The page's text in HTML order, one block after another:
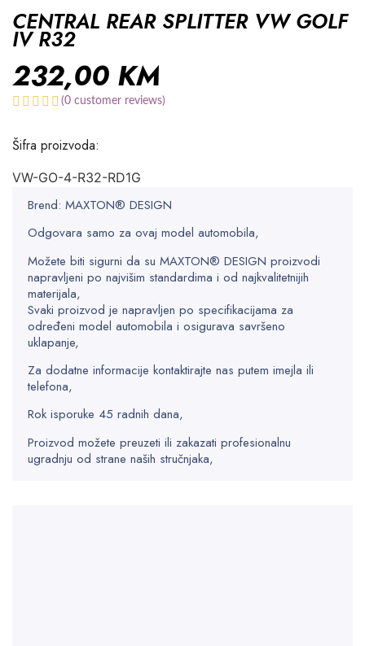
CENTRAL REAR SPLITTER VW GOLF
IV R32
232,00 KM
(0 customer reviews)
Šifra proizvoda:
VW-GO-4-R32-RD1G
Brend: MAXTON® DESIGN
Odgovara samo za ovaj model automobila,
Možete biti sigurni da su MAXTON® DESIGN proizvodi
napravljeni po najvišim standardima i od najkvalitetnijih
materijala,
Svaki proizvod je napravljen po specifikacijama za
određeni model automobila i osigurava savršeno
uklapanje,
Za dodatne informacije kontaktirajte nas putem imejla ili
telefona,
Rok isporuke 45 radnih dana,
Proizvod možete preuzeti ili zakazati profesionalnu
ugradnju od strane naših stručnjaka,